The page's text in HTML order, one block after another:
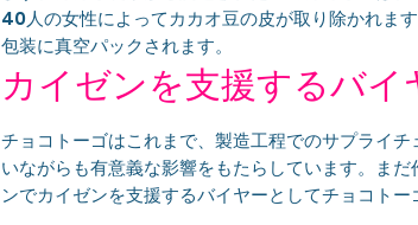
40人の女性によってカカオ豆の皮が取り除かれま
包装に真空パックされます。
カイゼンを支援するバイ
チョコトーゴはこれまで、製造工程でのサプライ
いながらも有意義な影響をもたらしています。ま
ンでカイゼンを支援するバイヤーとしてチョコト